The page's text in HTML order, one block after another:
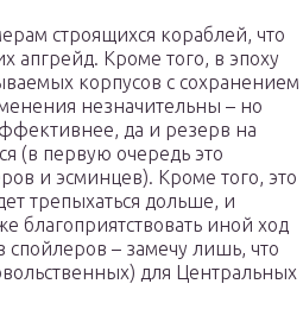
строящихся кораблей, что
апгрейд. Кроме того, в эпоху
корпусов с сохранением
незначительны – но
да и резерв на
(в первую очередь это
и эсминцев). Кроме того, это
трепыхаться дольше, и
благоприятствовать иной ход
спойлеров – замечу лишь, что
для Центральных